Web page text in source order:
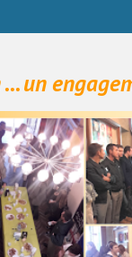
un